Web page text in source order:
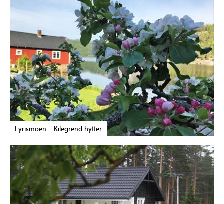
Fyrismoen – Kilegrend hytter